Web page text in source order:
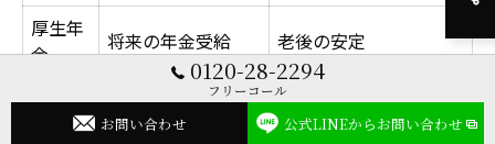
厚生年
金
将来の年金受給 老後の安定
雇用保
失業手当や育休制
度
ライフイベント対応
0120-28-2294
フリーコール
お問い合わせ 公式LINEからお問い合わせ